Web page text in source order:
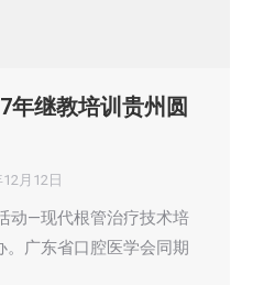
年继教培训贵州圆
月12日
动—现代根管治疗技术培
广东省口腔医学会同期